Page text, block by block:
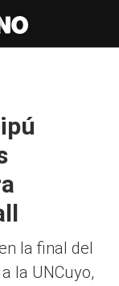
la final del
la UNCuyo,